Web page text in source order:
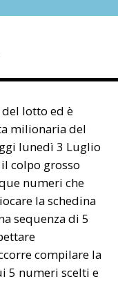
lotto ed è
milionaria del
lunedì 3 Luglio
colpo grosso
numeri che
la schedina
sequenza di 5
compilare la
5 numeri scelti e